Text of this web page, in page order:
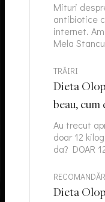
Mituri
antibiotice
internet.
Mela
TRĂIRI
Dieta
beau,
Au trecut
doar 12
da? DOAR
Dieta